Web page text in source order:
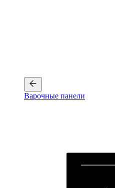
Варочные панели